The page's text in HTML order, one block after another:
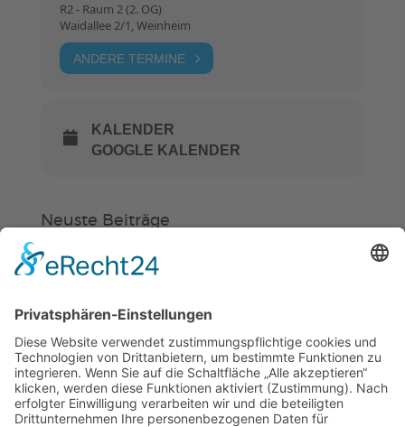
R2 - Raum 2 (2. OG)
Waidallee 2/1, Weinheim
ANDERE TERMINE
KALENDER
GOOGLE KALENDER
Neuste Beiträge
Verein
Schwimmabzeichen“
Sommercamps: Fußball, Tanz oder
Hockey